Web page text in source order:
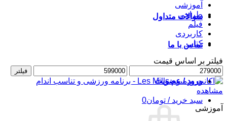
سوالات متداول
تماس با ما
ورود / عضویت
سبد خرید / تومان0
آموزشی
طراحی
فیلم
کاربردی
کتاب
فیلتر بر اساس قیمت
حداقل
قیمت
حداکثر
قیمت
فیلتر
مشاهده
آموزشی